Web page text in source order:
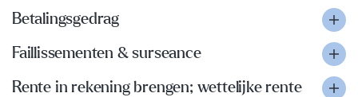
Betalingsgedrag
Faillissementen & surseance
Rente in rekening brengen; wettelijke rente